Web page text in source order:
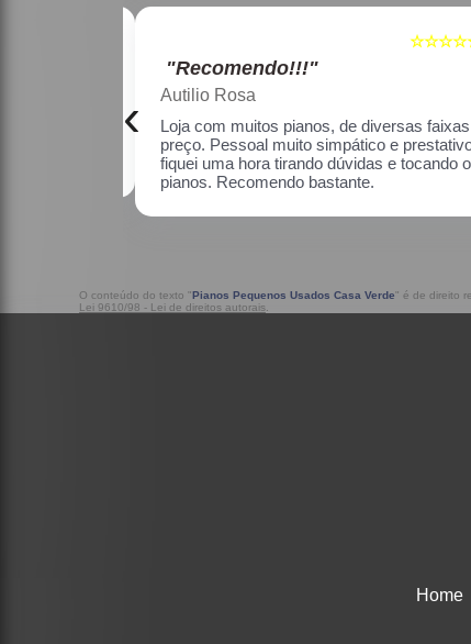
"Recomendo!!!"
Maria Lúcia Franco Paião
Uma ótima loja, com pianos bons, amei.
‹
O conteúdo do texto "Pianos Pequenos Usados Casa Verde" é de direito
Lei 9610/98 - Lei de direitos autorais
Home